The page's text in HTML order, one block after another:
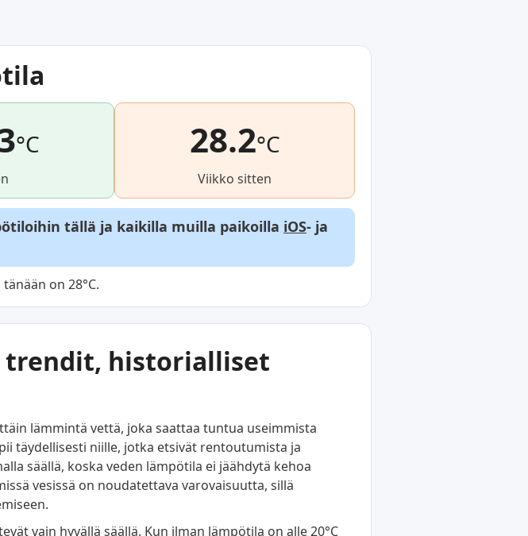
°C 28.2°C
Viikko sitten
tällä ja kaikilla muilla paikoilla iOS- ja
on 28°C.
trendit, historialliset
lämmintä vettä, joka saattaa tuntua useimmista
täydellisesti niille, jotka etsivät rentoutumista ja
säällä, koska veden lämpötila ei jäähdytä kehoa
vesissä on noudatettava varovaisuutta, sillä
vain hyvällä säällä. Kun ilman lämpötila on alle 20°C